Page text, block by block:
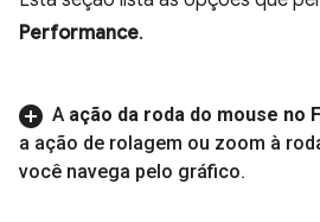
Performance.
A ação da roda do mouse no
a ação de rolagem ou zoom à
você navega pelo gráfico.